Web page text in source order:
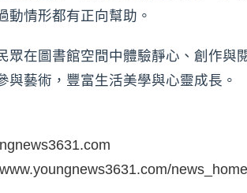
動情形都有正向幫助。
在圖書館空間中體驗靜心、創作與
藝術，豐富生活美學與心靈成長。